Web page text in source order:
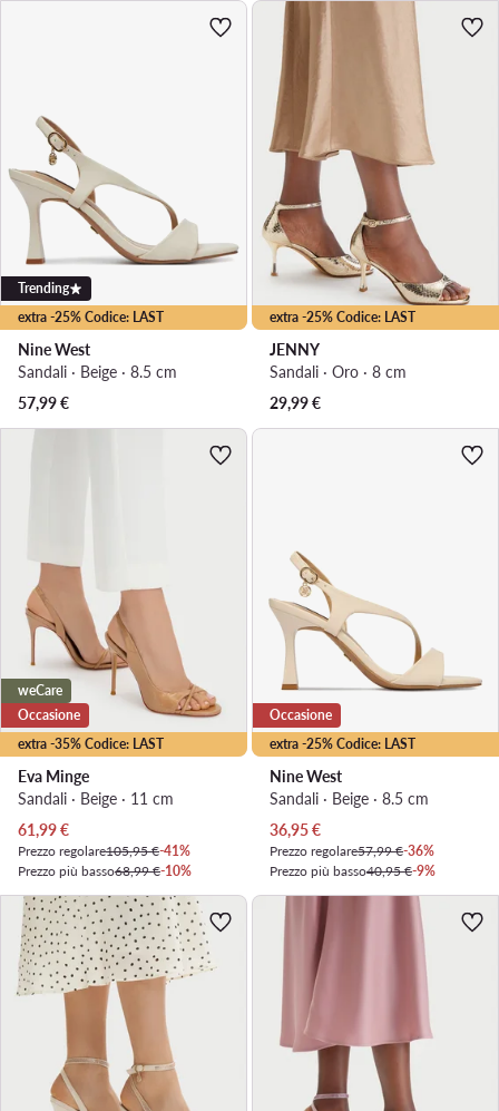
extra -25% Codice: LAST
Trending
Nine West
Sandali · Beige · 8.5 cm
57,99€
extra -25% Codice: LAST
JENNY
Sandali · Oro · 8 cm
29,99€
extra -35% Codice: LAST
weCare
Occasione
Eva Minge
Sandali · Beige · 11 cm
Prezzo attuale
61,99€
Prezzo regolare105,95 €-41%
Prezzo più basso68,99 €-10%
extra -25% Codice: LAST
Occasione
Nine West
Sandali · Beige · 8.5 cm
Prezzo attuale
36,95€
Prezzo regolare57,99 €-36%
Prezzo più basso40,95 €-9%